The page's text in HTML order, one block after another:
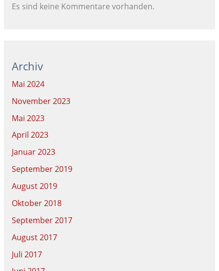
Es sind keine Kommentare vorhanden.
Archiv
Mai 2024
November 2023
Mai 2023
April 2023
Januar 2023
September 2019
August 2019
Oktober 2018
September 2017
August 2017
Juli 2017